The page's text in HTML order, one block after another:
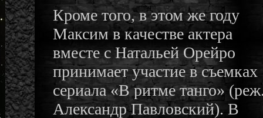
Кроме того, в этом же году
Максим в качестве актера
вместе с Натальей Орейро
принимает участие в съемках
сериала «В ритме танго»
Александр Павловский). В